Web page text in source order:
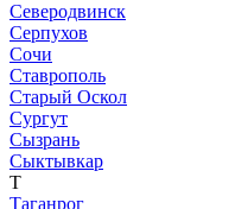
Северодвинск
Серпухов
Сочи
Ставрополь
Старый Оскол
Сургут
Сызрань
Сыктывкар
Т
Таганрог